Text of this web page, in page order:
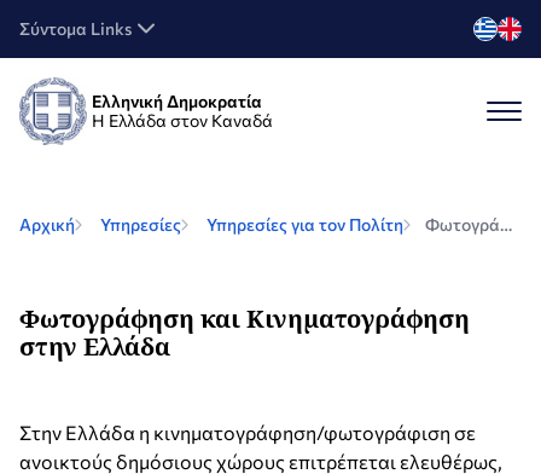
Σύντομα Links
Ελληνική Δημοκρατία
Η Ελλάδα στον Καναδά
Αρχική Υπηρεσίες Υπηρεσίες για τον Πολίτη Φωτογράφηση και Κινηματογράφηση στην Ελλάδα
Φωτογράφηση και Κινηματογράφηση
στην Ελλάδα
Στην Ελλάδα η κινηματογράφηση/φωτογράφιση σε
ανοικτούς δημόσιους χώρους επιτρέπεται ελευθέρως,